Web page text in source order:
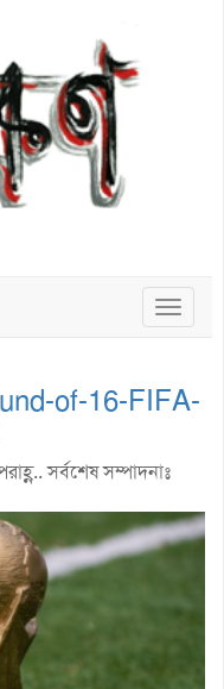
Toggle
of-16-FIFA-
সর্বশেষ সম্পাদনাঃ